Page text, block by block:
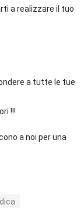
a realizzare il tuo
a tutte le tue
!!!
a noi per una